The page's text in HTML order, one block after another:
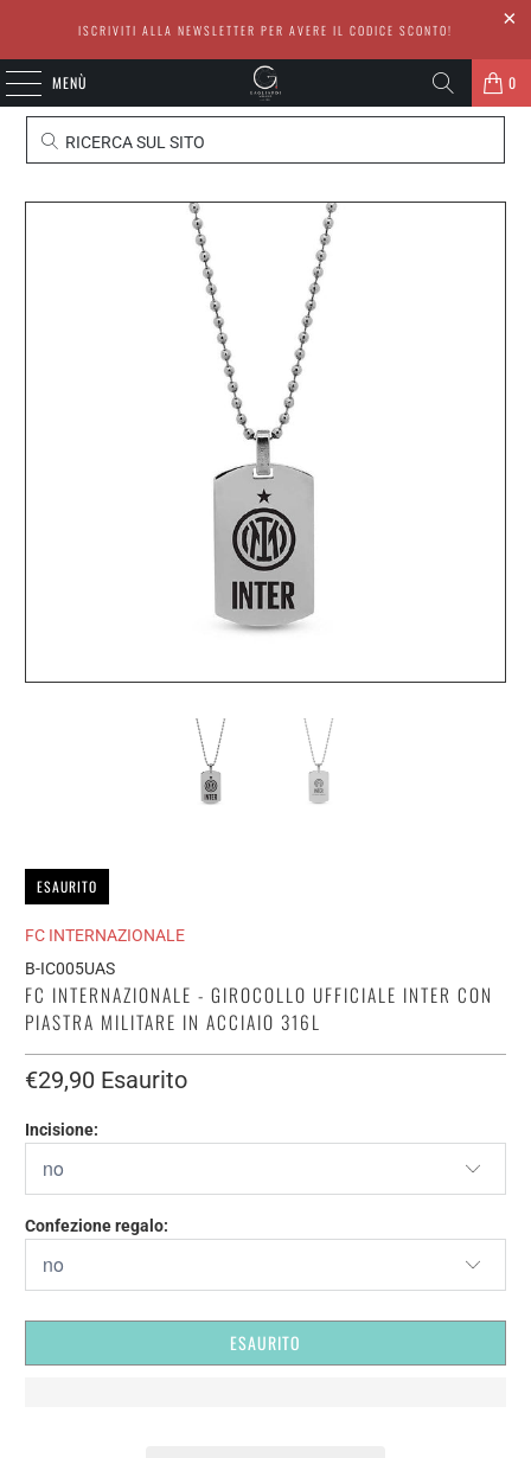
ISCRIVITI ALLA NEWSLETTER PER AVERE IL CODICE SCONTO!
MENÙ 0
RICERCA SUL SITO
ESAURITO
FC INTERNAZIONALE
B-IC005UAS
FC INTERNAZIONALE - GIROCOLLO UFFICIALE INTER CON
PIASTRA MILITARE IN ACCIAIO 316L
€29,90 Esaurito
Incisione:
Confezione regalo:
ESAURITO